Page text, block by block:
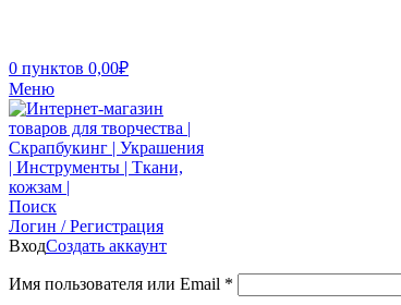
0 пунктов 0,00₽
Меню
Поиск
Логин / Регистрация
ВходСоздать аккаунт
Имя пользователя или Email *